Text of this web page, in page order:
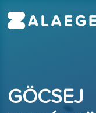
GÖCSEJ